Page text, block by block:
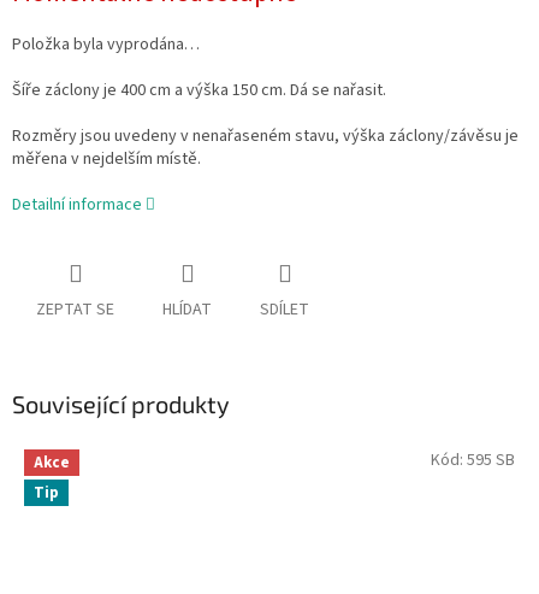
Položka byla vyprodána…
Šíře záclony je 400 cm a výška 150 cm. Dá se nařasit.
Rozměry jsou uvedeny v nenařaseném stavu, výška záclony/závěsu je
měřena v nejdelším místě.
Detailní informace
ZEPTAT SE HLÍDAT SDÍLET
Související produkty
Akce
Tip
Kód: 595 SB